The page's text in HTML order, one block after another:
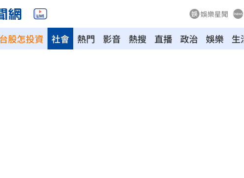
娛樂星聞
台股怎投資 熱門 影音 熱搜 直播 政治
社會 娛樂 生